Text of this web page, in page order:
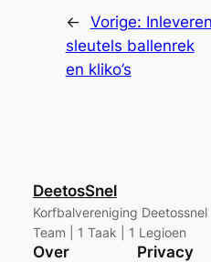
← Vorige: Inleveren
sleutels ballenrek
en kliko’s
DeetosSnel
Korfbalvereniging
Team | 1 Taak | 1 Legioen
Over Privacy